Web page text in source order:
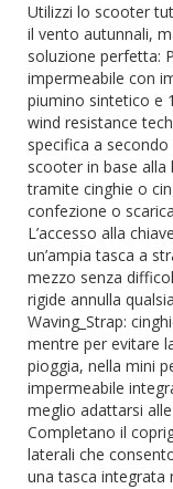
Utilizzi lo scooter
il vento autunnali,
soluzione perfetta:
impermeabile con
piumino sintetico e
wind resistance
specifica a
scooter in base
tramite cinghie o
confezione o
L’accesso alla
un’ampia tasca a
mezzo senza
rigide annulla
Waving_Strap:
mentre per evitare
pioggia, nella mini
impermeabile
meglio adattarsi
Completano il
laterali che
una tasca integrata